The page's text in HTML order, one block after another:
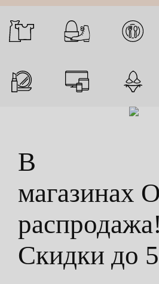
В
магазинах
распродажа!
Скидки до